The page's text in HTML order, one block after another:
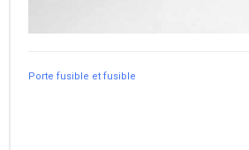
Porte fusible et fusible